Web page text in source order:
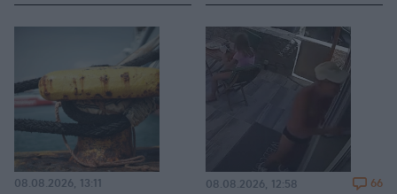
08.08.2026, 13:11 08.08.2026, 12:58 66